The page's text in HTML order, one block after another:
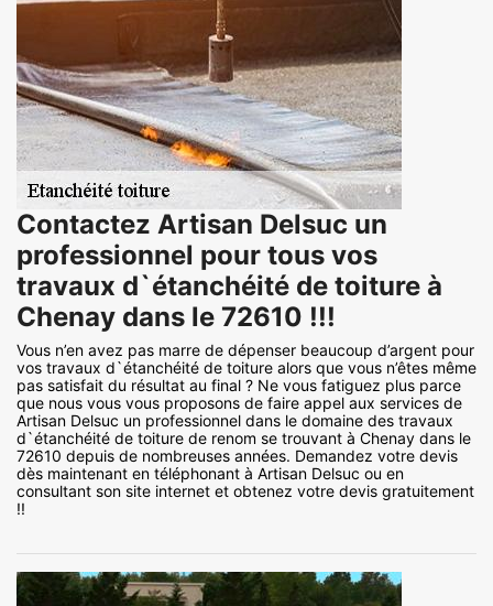
Contactez Artisan Delsuc un
professionnel pour tous vos
travaux d`étanchéité de toiture à
Chenay dans le 72610 !!!
Vous n’en avez pas marre de dépenser beaucoup d’argent pour
vos travaux d`étanchéité de toiture alors que vous n’êtes même
pas satisfait du résultat au final ? Ne vous fatiguez plus parce
que nous vous vous proposons de faire appel aux services de
Artisan Delsuc un professionnel dans le domaine des travaux
d`étanchéité de toiture de renom se trouvant à Chenay dans le
72610 depuis de nombreuses années. Demandez votre devis
dès maintenant en téléphonant à Artisan Delsuc ou en
consultant son site internet et obtenez votre devis gratuitement
!!